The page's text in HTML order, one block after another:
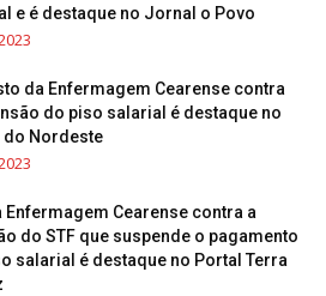
e é destaque no Jornal o Povo
da Enfermagem Cearense contra
do piso salarial é destaque no
do Nordeste
Enfermagem Cearense contra a
do STF que suspende o pagamento
salarial é destaque no Portal Terra